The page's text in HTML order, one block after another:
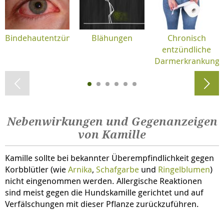
Bindehautentzündung Blähungen
Chronisch
entzündliche
Nebenwirkungen und Gegenanzeigen
von Kamille
Kamille sollte bei bekannter Überempfindlichkeit gegen
Korbblütler (wieArnika, Schafgarbe und Ringelblumen)
nicht eingenommen werden. Allergische Reaktionen
sind meist gegen die Hundskamille gerichtet und auf
Verfälschungen mit dieser Pflanze zurückzuführen.